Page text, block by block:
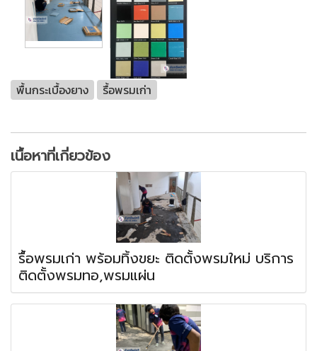
พื้นกระเบื้องยาง รื้อพรมเก่า
เนื้อหาที่เกี่ยวข้อง
รื้อพรมเก่า พร้อมทิ้งขยะ ติดตั้งพรมใหม่ บริการ
ติดตั้งพรมทอ,พรมแผ่น